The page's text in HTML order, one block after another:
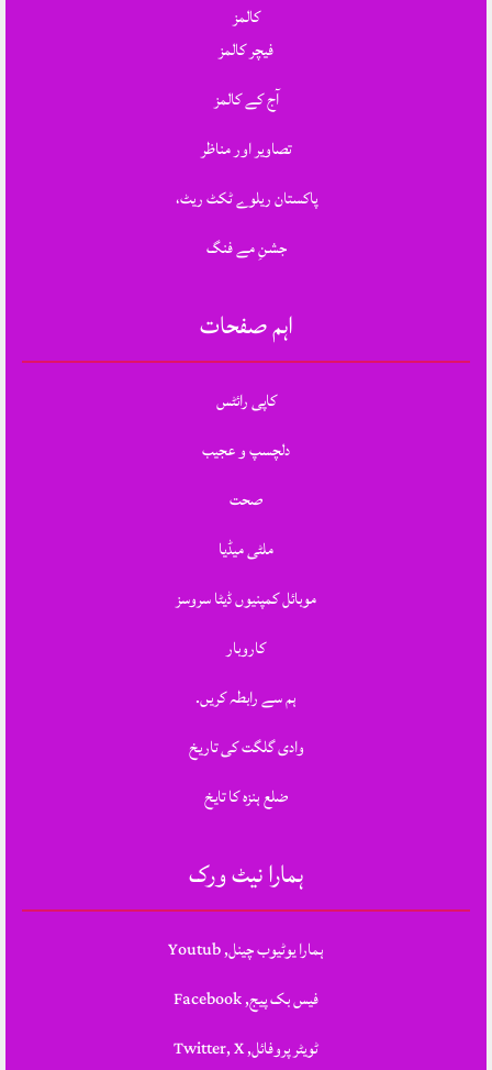
کالمز
فیچر کالمز
آج کے کالمز
تصاویر اور مناظر
پاکستان ریلوے ٹکٹ ریٹ،
جشنِ مے فنگ
اہم صفحات
کاپی رائٹس
دلچسپ و عجیب
صحت
ملٹی میڈیا
موبائل کمپنیوں ڈیٹا سروسز
کاروبار
ہم سے رابطہ کریں.
وادی گلگت کی تاریخ
ضلع ہنزہ کا تایخ
ہمارا نیٹ ورک
ہمارا یوٹیوب چینل, Youtub
فیس بک پیج, Facebook
ٹویٹر پروفائل, Twitter, X